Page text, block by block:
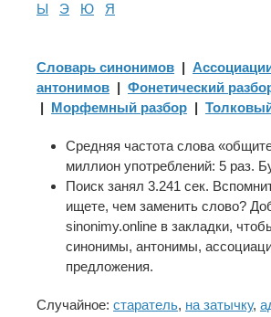
Ы
Э Ю Я
Словарь синонимов |
антонимов | Фонетический
| Морфемный разбор |
Средняя частота слова
миллион употреблений: 5 раз.
Поиск занял 3.241 сек.
ищете, чем заменить слово?
sinonimy.online в закладки,
синонимы, антонимы,
предложения.
Случайное: старатель, на затычку,